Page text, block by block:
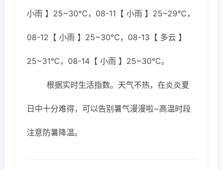
小雨 】25~30℃，08-11【 小雨 】25~29℃，
08-12【 小雨 】25~30℃，08-13【 多云 】
25~31℃，08-14【 小雨 】25~30℃。
根据实时生活指数。天气不热，在炎炎夏
日中十分难得，可以告别暑气漫漫啦~高温时段
注意防暑降温。